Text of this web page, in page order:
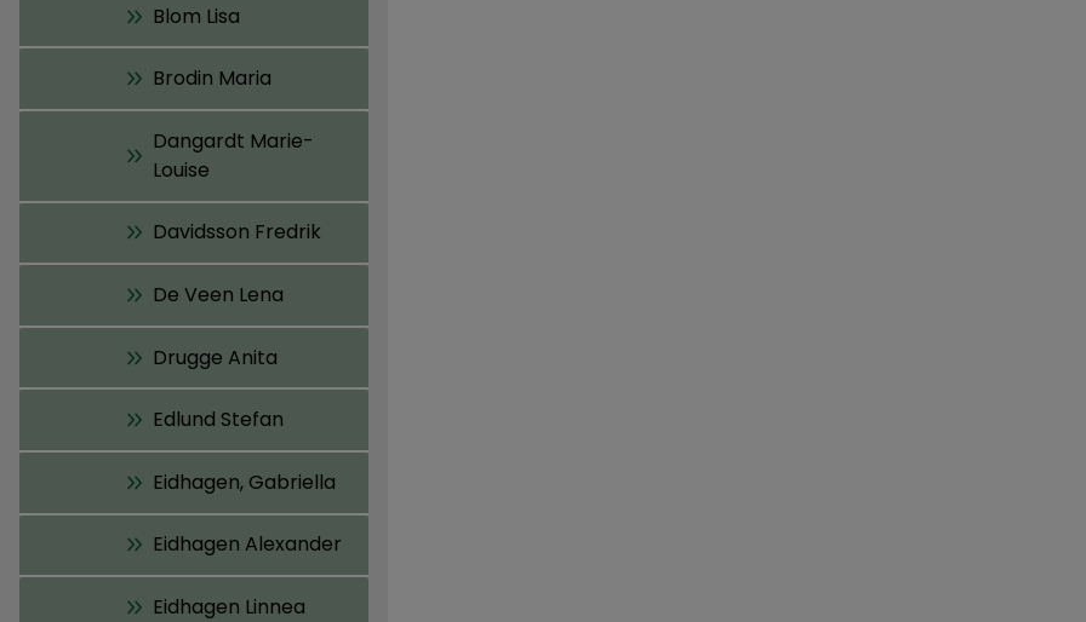
Blom Lisa
Brodin Maria
Dangardt Marie-
Louise
Davidsson Fredrik
De Veen Lena
Drugge Anita
Edlund Stefan
Eidhagen, Gabriella
Eidhagen Alexander
Eidhagen Linnea